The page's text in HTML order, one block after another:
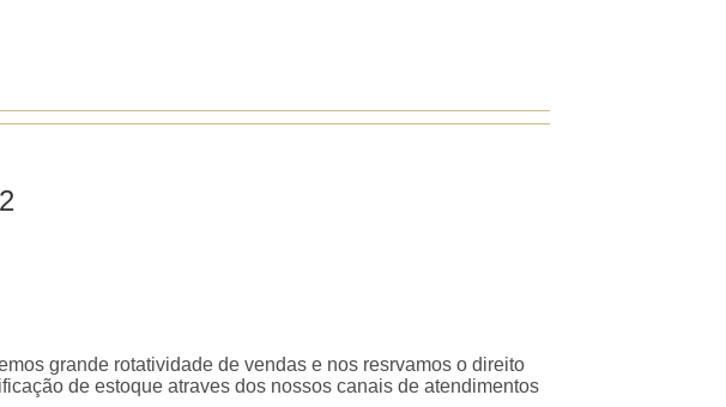
grande rotatividade de vendas e nos resrvamos o direito
de estoque atraves dos nossos canais de atendimentos